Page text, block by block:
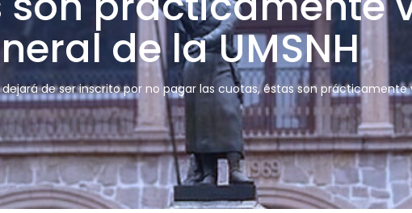
de la UMSNH
dejará de ser inscrito por no pagar las cuotas, éstas son